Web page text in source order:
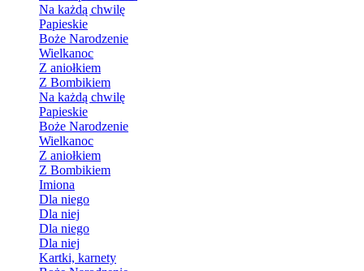
Na każdą chwilę
Papieskie
Boże Narodzenie
Wielkanoc
Z aniołkiem
Z Bombikiem
Na każdą chwilę
Papieskie
Boże Narodzenie
Wielkanoc
Z aniołkiem
Z Bombikiem
Imiona
Dla niego
Dla niej
Dla niego
Dla niej
Kartki, karnety